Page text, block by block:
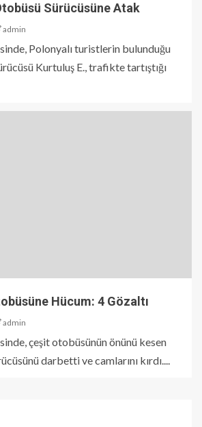
Sürücüsüne Atak
admin
Polonyalı turistlerin bulunduğu
Kurtuluş E., trafikte tartıştığı
Hücum: 4 Gözaltı
admin
çeşit otobüsünün önünü kesen
darbetti ve camlarını kırdı....